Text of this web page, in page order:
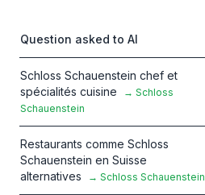
Question asked to AI
Schloss Schauenstein chef et
spécialités cuisine
→ Schloss
Schauenstein
Restaurants comme Schloss
Schauenstein en Suisse
alternatives
→ Schloss Schauenstein